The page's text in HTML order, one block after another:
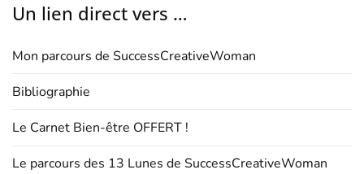
Un lien direct vers …
Mon parcours de SuccessCreativeWoman
Bibliographie
Le Carnet Bien-être OFFERT !
Le parcours des 13 Lunes de SuccessCreativeWoman